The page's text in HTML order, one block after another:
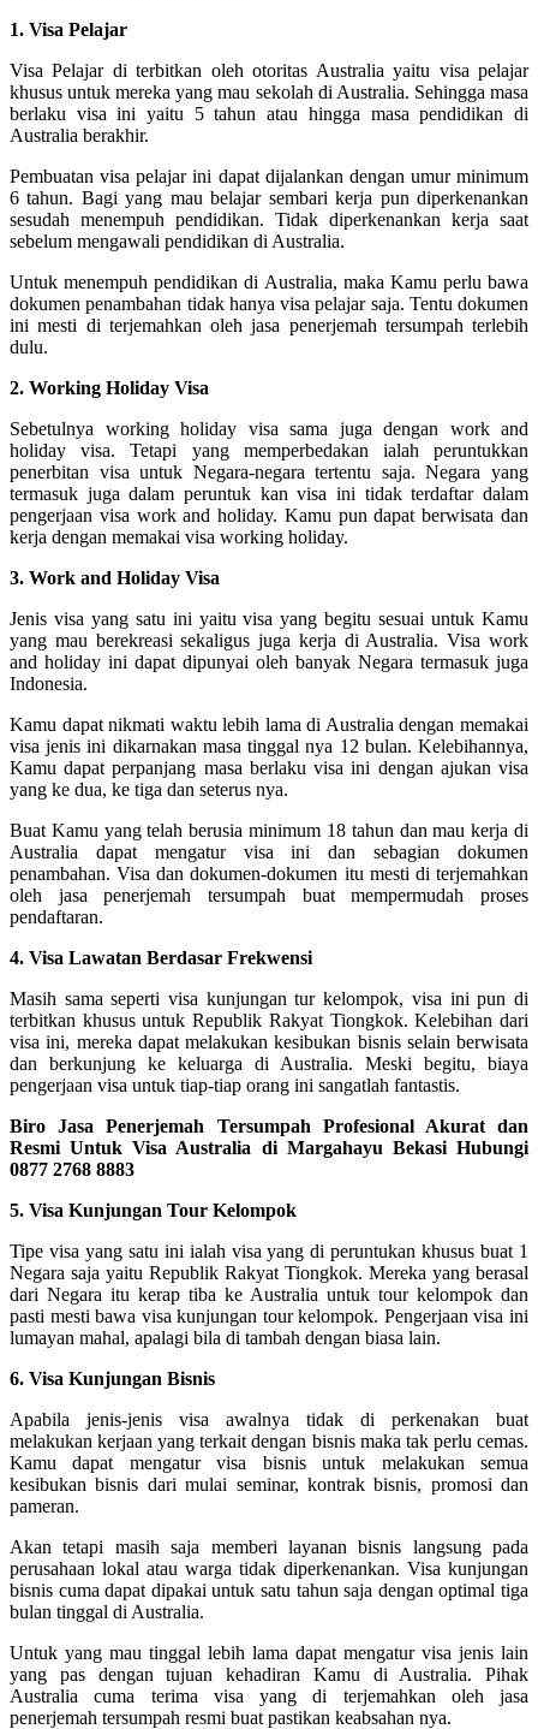
1. Visa Pelajar
Visa Pelajar di terbitkan oleh otoritas Australia yaitu visa pelajar
khusus untuk mereka yang mau sekolah di Australia. Sehingga masa
berlaku visa ini yaitu 5 tahun atau hingga masa pendidikan di
Australia berakhir.
Pembuatan visa pelajar ini dapat dijalankan dengan umur minimum
6 tahun. Bagi yang mau belajar sembari kerja pun diperkenankan
sesudah menempuh pendidikan. Tidak diperkenankan kerja saat
sebelum mengawali pendidikan di Australia.
Untuk menempuh pendidikan di Australia, maka Kamu perlu bawa
dokumen penambahan tidak hanya visa pelajar saja. Tentu dokumen
ini mesti di terjemahkan oleh jasa penerjemah tersumpah terlebih
dulu.
2. Working Holiday Visa
Sebetulnya working holiday visa sama juga dengan work and
holiday visa. Tetapi yang memperbedakan ialah peruntukkan
penerbitan visa untuk Negara-negara tertentu saja. Negara yang
termasuk juga dalam peruntuk kan visa ini tidak terdaftar dalam
pengerjaan visa work and holiday. Kamu pun dapat berwisata dan
kerja dengan memakai visa working holiday.
3. Work and Holiday Visa
Jenis visa yang satu ini yaitu visa yang begitu sesuai untuk Kamu
yang mau berekreasi sekaligus juga kerja di Australia. Visa work
and holiday ini dapat dipunyai oleh banyak Negara termasuk juga
Indonesia.
Kamu dapat nikmati waktu lebih lama di Australia dengan memakai
visa jenis ini dikarnakan masa tinggal nya 12 bulan. Kelebihannya,
Kamu dapat perpanjang masa berlaku visa ini dengan ajukan visa
yang ke dua, ke tiga dan seterus nya.
Buat Kamu yang telah berusia minimum 18 tahun dan mau kerja di
Australia dapat mengatur visa ini dan sebagian dokumen
penambahan. Visa dan dokumen-dokumen itu mesti di terjemahkan
oleh jasa penerjemah tersumpah buat mempermudah proses
pendaftaran.
4. Visa Lawatan Berdasar Frekwensi
Masih sama seperti visa kunjungan tur kelompok, visa ini pun di
terbitkan khusus untuk Republik Rakyat Tiongkok. Kelebihan dari
visa ini, mereka dapat melakukan kesibukan bisnis selain berwisata
dan berkunjung ke keluarga di Australia. Meski begitu, biaya
pengerjaan visa untuk tiap-tiap orang ini sangatlah fantastis.
Biro Jasa Penerjemah Tersumpah Profesional Akurat dan
Resmi Untuk Visa Australia di Margahayu Bekasi Hubungi
0877 2768 8883
5. Visa Kunjungan Tour Kelompok
Tipe visa yang satu ini ialah visa yang di peruntukan khusus buat 1
Negara saja yaitu Republik Rakyat Tiongkok. Mereka yang berasal
dari Negara itu kerap tiba ke Australia untuk tour kelompok dan
pasti mesti bawa visa kunjungan tour kelompok. Pengerjaan visa ini
lumayan mahal, apalagi bila di tambah dengan biasa lain.
6. Visa Kunjungan Bisnis
Apabila jenis-jenis visa awalnya tidak di perkenakan buat
melakukan kerjaan yang terkait dengan bisnis maka tak perlu cemas.
Kamu dapat mengatur visa bisnis untuk melakukan semua
kesibukan bisnis dari mulai seminar, kontrak bisnis, promosi dan
pameran.
Akan tetapi masih saja memberi layanan bisnis langsung pada
perusahaan lokal atau warga tidak diperkenankan. Visa kunjungan
bisnis cuma dapat dipakai untuk satu tahun saja dengan optimal tiga
bulan tinggal di Australia.
Untuk yang mau tinggal lebih lama dapat mengatur visa jenis lain
yang pas dengan tujuan kehadiran Kamu di Australia. Pihak
Australia cuma terima visa yang di terjemahkan oleh jasa
penerjemah tersumpah resmi buat pastikan keabsahan nya.